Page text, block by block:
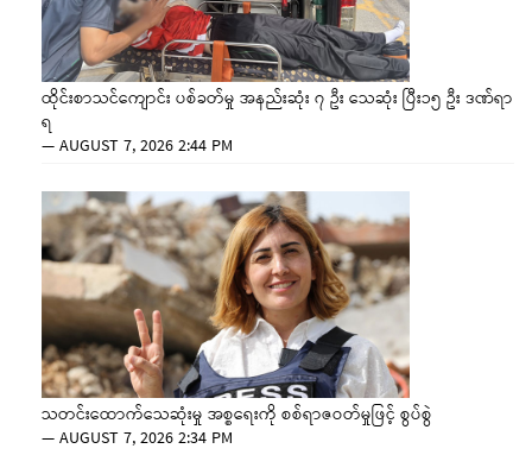
ထိုင်းစာသင်ကျောင်း ပစ်ခတ်မှု အနည်းဆုံး ၇ ဦး သေဆုံး ပြီး၁၅ ဦး ဒဏ်ရာ
ရ
—AUGUST 7, 2026 2:44 PM
သတင်းထောက်သေဆုံးမှု အစ္စရေးကို စစ်ရာဇဝတ်မှုဖြင့် စွပ်စွဲ
—AUGUST 7, 2026 2:34 PM